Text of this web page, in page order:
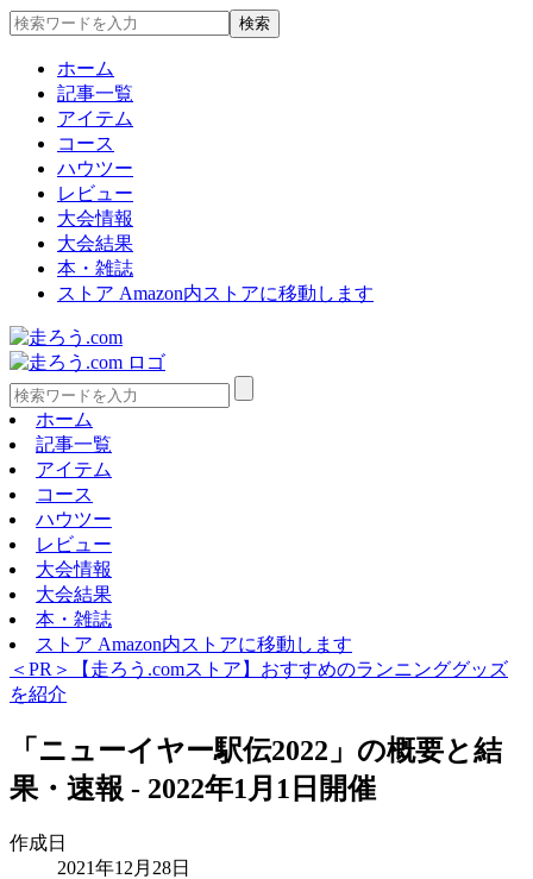
ホーム
記事一覧
アイテム
コース
ハウツー
レビュー
大会情報
大会結果
本・雑誌
ストア Amazon内ストアに移動します
ホーム
記事一覧
アイテム
コース
ハウツー
レビュー
大会情報
大会結果
本・雑誌
ストア Amazon内ストアに移動します
＜PR＞【走ろう.comストア】おすすめのランニンググッズ
を紹介
「ニューイヤー駅伝2022」の概要と結
果・速報 - 2022年1月1日開催
作成日
2021年12月28日